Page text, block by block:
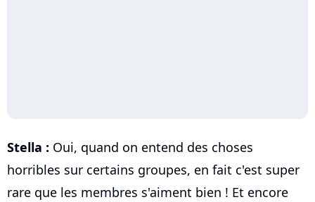
Stella : Oui, quand on entend des choses
horribles sur certains groupes, en fait c'est super
rare que les membres s'aiment bien ! Et encore